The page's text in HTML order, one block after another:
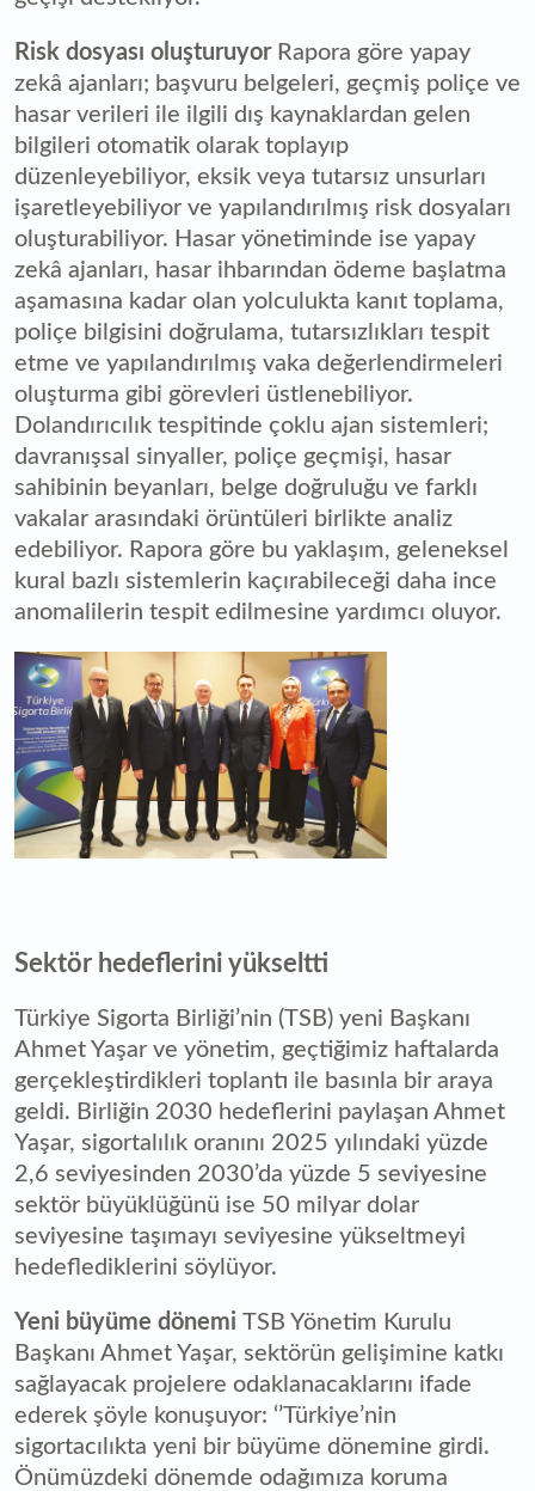
Risk dosyası oluşturuyor Rapora göre yapay
zekâ ajanları; başvuru belgeleri, geçmiş poliçe ve
hasar verileri ile ilgili dış kaynaklardan gelen
bilgileri otomatik olarak toplayıp
düzenleyebiliyor, eksik veya tutarsız unsurları
işaretleyebiliyor ve yapılandırılmış risk dosyaları
oluşturabiliyor. Hasar yönetiminde ise yapay
zekâ ajanları, hasar ihbarından ödeme başlatma
aşamasına kadar olan yolculukta kanıt toplama,
poliçe bilgisini doğrulama, tutarsızlıkları tespit
etme ve yapılandırılmış vaka değerlendirmeleri
oluşturma gibi görevleri üstlenebiliyor.
Dolandırıcılık tespitinde çoklu ajan sistemleri;
davranışsal sinyaller, poliçe geçmişi, hasar
sahibinin beyanları, belge doğruluğu ve farklı
vakalar arasındaki örüntüleri birlikte analiz
edebiliyor. Rapora göre bu yaklaşım, geleneksel
kural bazlı sistemlerin kaçırabileceği daha ince
anomalilerin tespit edilmesine yardımcı oluyor.
Sektör hedeflerini yükseltti
Türkiye Sigorta Birliği’nin (TSB) yeni Başkanı
Ahmet Yaşar ve yönetim, geçtiğimiz haftalarda
gerçekleştirdikleri toplantı ile basınla bir araya
geldi. Birliğin 2030 hedeflerini paylaşan Ahmet
Yaşar, sigortalılık oranını 2025 yılındaki yüzde
2,6 seviyesinden 2030’da yüzde 5 seviyesine
sektör büyüklüğünü ise 50 milyar dolar
seviyesine taşımayı seviyesine yükseltmeyi
hedeflediklerini söylüyor.
Yeni büyüme dönemi TSB Yönetim Kurulu
Başkanı Ahmet Yaşar, sektörün gelişimine katkı
sağlayacak projelere odaklanacaklarını ifade
ederek şöyle konuşuyor: ‘’Türkiye’nin
sigortacılıkta yeni bir büyüme dönemine girdi.
Önümüzdeki dönemde odağımıza koruma